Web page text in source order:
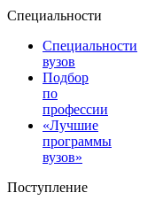
Специальности
Специальности
вузов
Подбор
по
профессии
«Лучшие
программы
вузов»
Поступление